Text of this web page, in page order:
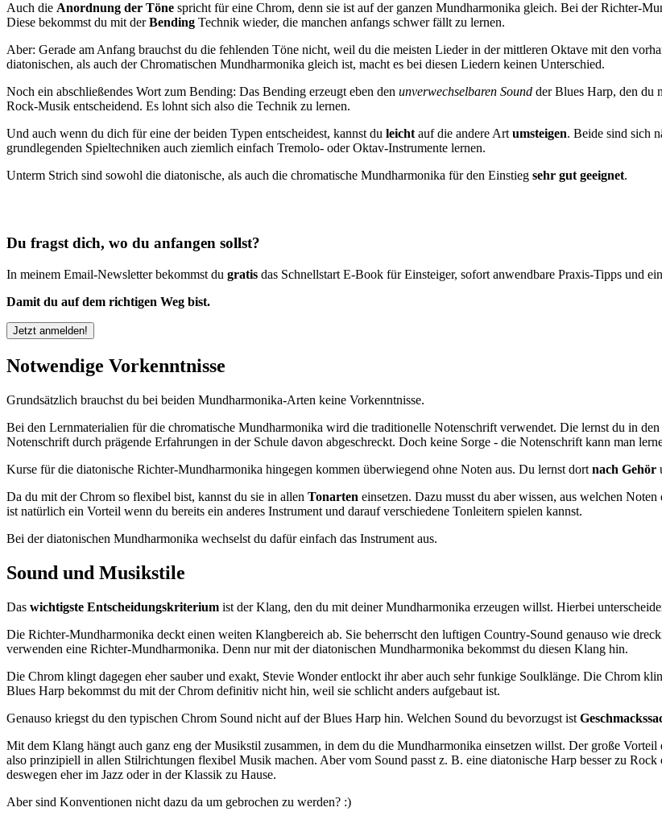
Auch die Anordnung der Töne spricht für eine Chrom, denn sie ist auf der ganzen Mundharmonika gleich. Bei der Richter-
Diese bekommst du mit derBending Technik wieder, die manchen anfangs schwer fällt zu lernen.
Aber: Gerade am Anfang brauchst du die fehlenden Töne nicht, weil du die meisten Lieder in der mittleren Oktave mit den
diatonischen, als auch der Chromatischen Mundharmonika gleich ist, macht es bei diesen Liedern keinen Unterschied.
Noch ein abschließendes Wort zum Bending: Das Bending erzeugt eben den unverwechselbaren Sound der Blues Harp, den du
Rock-Musik entscheidend. Es lohnt sich also die Technik zu lernen.
Und auch wenn du dich für eine der beiden Typen entscheidest, kannst du leichtauf die andere Artumsteigen. Beide sind sich
grundlegenden Spieltechniken auch ziemlich einfach Tremolo- oder Oktav-Instrumente lernen.
Unterm Strich sind sowohl die diatonische, als auch die chromatische Mundharmonika für den Einstieg sehr gut geeignet.
Du fragst dich, wo du anfangen sollst?
In meinem Email-Newsletter bekommst du gratis das Schnellstart E-Book für Einsteiger, sofort anwendbare Praxis-Tipps und
Damit du auf dem richtigen Weg bist.
Jetzt anmelden!
Notwendige Vorkenntnisse
Grundsätzlich brauchst du bei beiden Mundharmonika-Arten keine Vorkenntnisse.
Bei den Lernmaterialien für die chromatische Mundharmonika wird die traditionelle Notenschrift verwendet. Die lernst du in
Notenschrift durch prägende Erfahrungen in der Schule davon abgeschreckt. Doch keine Sorge - die Notenschrift kann man
Kurse für die diatonische Richter-Mundharmonika hingegen kommen überwiegend ohne Noten aus. Du lernst dort nach Gehör
Da du mit der Chrom so flexibel bist, kannst du sie in allen Tonarten einsetzen. Dazu musst du aber wissen, aus welchen
ist natürlich ein Vorteil wenn du bereits ein anderes Instrument und darauf verschiedene Tonleitern spielen kannst.
Bei der diatonischen Mundharmonika wechselst du dafür einfach das Instrument aus.
Sound und Musikstile
Das wichtigste Entscheidungskriterium ist der Klang, den du mit deiner Mundharmonika erzeugen willst. Hierbei
Die Richter-Mundharmonika deckt einen weiten Klangbereich ab. Sie beherrscht den luftigen Country-Sound genauso wie
verwenden eine Richter-Mundharmonika. Denn nur mit der diatonischen Mundharmonika bekommst du diesen Klang hin.
Die Chrom klingt dagegen eher sauber und exakt, Stevie Wonder entlockt ihr aber auch sehr funkige Soulklänge. Die Chrom
Blues Harp bekommst du mit der Chrom definitiv nicht hin, weil sie schlicht anders aufgebaut ist.
Genauso kriegst du den typischen Chrom Sound nicht auf der Blues Harp hin. Welchen Sound du bevorzugst ist
Mit dem Klang hängt auch ganz eng der Musikstil zusammen, in dem du die Mundharmonika einsetzen willst. Der große
also prinzipiell in allen Stilrichtungen flexibel Musik machen. Aber vom Sound passt z. B. eine diatonische Harp besser zu
deswegen eher im Jazz oder in der Klassik zu Hause.
Aber sind Konventionen nicht dazu da um gebrochen zu werden? :)